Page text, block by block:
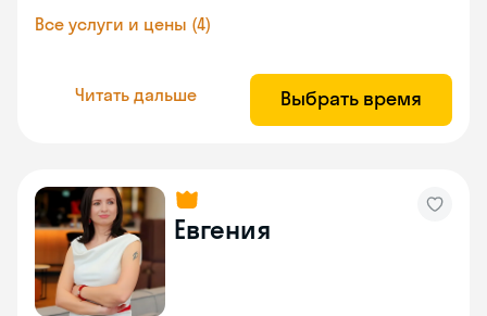
Все услуги и цены (4)
Читать дальше Выбрать время
Евгения